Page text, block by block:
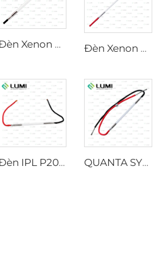
Đèn Xenon Laser L2741 – 7×100×167 mm Đèn Xenon Laser L2851-5×105×175 mm
Đèn IPL P2021-7×65×130 mm QUANTA SYSTEM